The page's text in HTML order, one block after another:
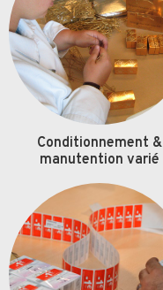
Conditionnement &
manutention varié